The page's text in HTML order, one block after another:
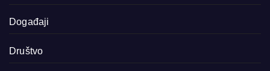
Događaji
Društvo